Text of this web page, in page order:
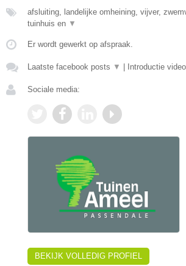
afsluiting, landelijke omheining, vijver,
tuinhuis en ▼
Er wordt gewerkt op afspraak.
Laatste facebook posts ▼ Introductie video
Sociale media:
BEKIJK VOLLEDIG PROFIEL